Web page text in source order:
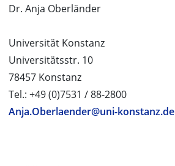
Dr. Anja Oberländer
Universität Konstanz
Universitätsstr. 10
78457 Konstanz
Tel.: +49 (0)7531 / 88-2800
Anja.Oberlaender@uni-konstanz.de